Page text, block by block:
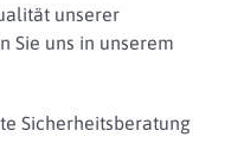
unserer
Sie uns in unserem
Sicherheitsberatung